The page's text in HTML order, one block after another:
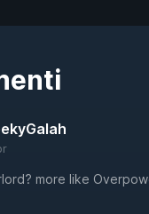
more like